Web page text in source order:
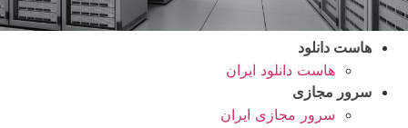
هاست دانلود
هاست دانلود ایران
سرور مجازی
سرور مجازی ایران